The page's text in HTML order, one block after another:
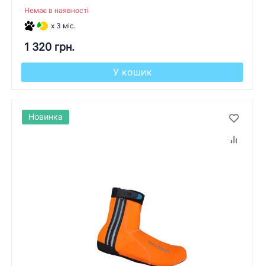
Немає в наявності
x 3 міс.
1 320 грн.
У кошик
Новинка